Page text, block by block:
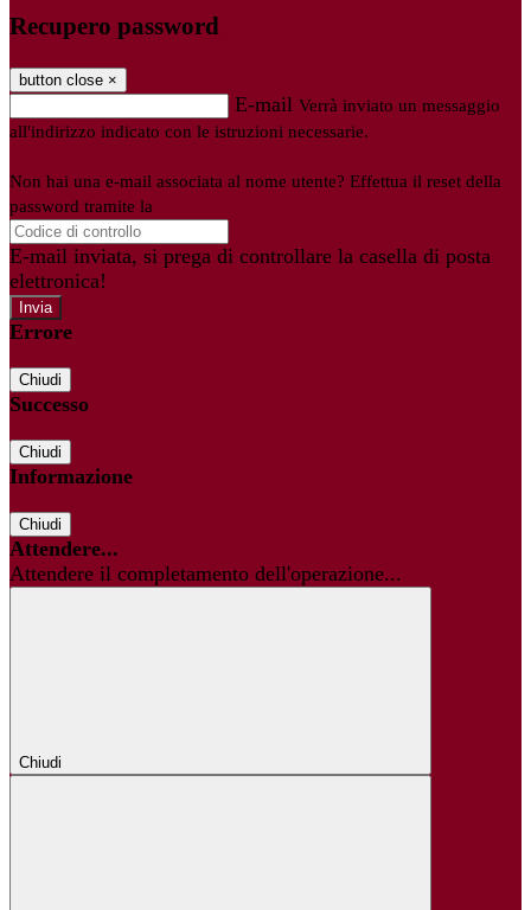
Recupero password
button close ×
E-mail Verrà inviato un messaggio
all'indirizzo indicato con le istruzioni necessarie.
Non hai una e-mail associata al nome utente? Effettua il reset della
password tramite la
E-mail inviata, si prega di controllare la casella di posta
elettronica!
Errore
Chiudi
Successo
Chiudi
Informazione
Chiudi
Attendere...
Attendere il completamento dell'operazione...
Chiudi